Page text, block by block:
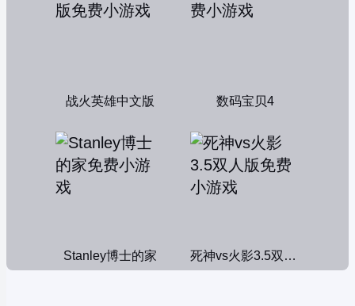
战火英雄中文版 数码宝贝4
Stanley博士的家 死神vs火影3.5双人版